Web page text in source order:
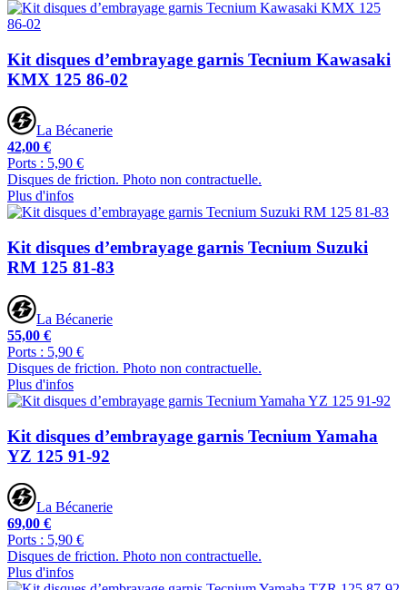
Kit disques d’embrayage garnis Tecnium Kawasaki
KMX 125 86-02
La Bécanerie
42,00 €
Ports : 5,90 €
Disques de friction. Photo non contractuelle.
Plus d'infos
Kit disques d’embrayage garnis Tecnium Suzuki
RM 125 81-83
La Bécanerie
55,00 €
Ports : 5,90 €
Disques de friction. Photo non contractuelle.
Plus d'infos
Kit disques d’embrayage garnis Tecnium Yamaha
YZ 125 91-92
La Bécanerie
69,00 €
Ports : 5,90 €
Disques de friction. Photo non contractuelle.
Plus d'infos